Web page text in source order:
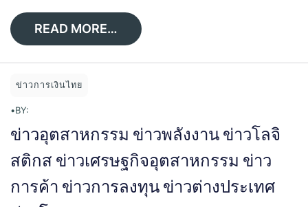
READ MORE…
ข่าวการเงินไทย
•BY:
ข่าวอุตสาหกรรม ข่าวพลังงาน ข่าวโลจิ
สติกส ข่าวเศรษฐกิจอุตสาหกรรม ข่าว
การค้า ข่าวการลงทุน ข่าวต่างประเทศ